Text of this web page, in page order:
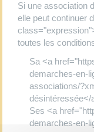
Si une association
elle peut continuer
toutes les
Sa <a
demarches-en-
associations/
désintéressée</
Ses <a
demarches-en-